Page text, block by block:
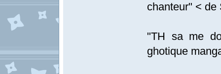
chanteur" < de
"TH sa me
ghotique